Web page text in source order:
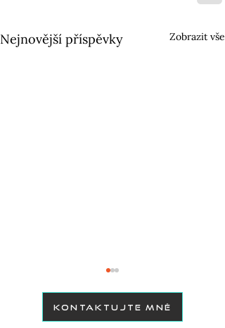
Nejnovější příspěvky Zobrazit vše
KONTAKTUJTE MNĚ